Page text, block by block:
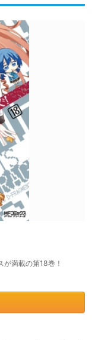
満載の第18巻！